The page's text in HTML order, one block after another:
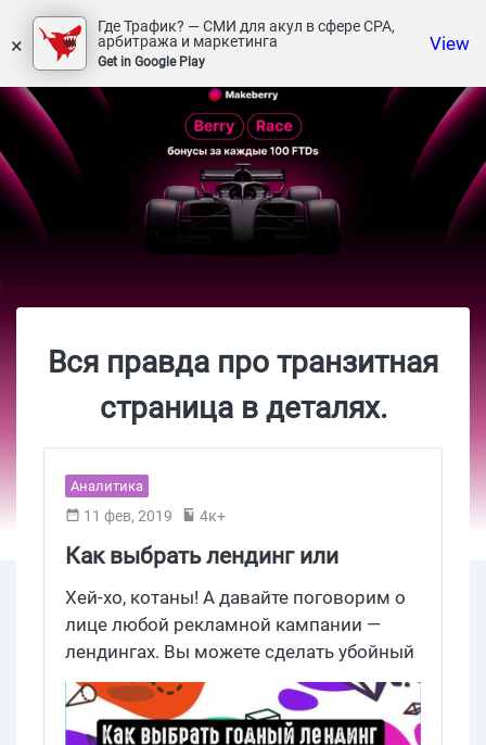
×
Где Трафик? — СМИ для акул в сфере СРА,
арбитража и маркетинга
Get in Google Play
View
Вся правда про транзитная
страница в деталях.
Аналитика
11 фев, 2019 4к+
Как выбрать лендинг или
проклу? Быстрая оценка веб-
страниц
Хей-хо, котаны! А давайте поговорим о
лице любой рекламной кампании —
лендингах. Вы можете сделать убойный
креатив, привести миллион лидов, но
убогий дизайн страницы или
неработающая кнопка поломают всю